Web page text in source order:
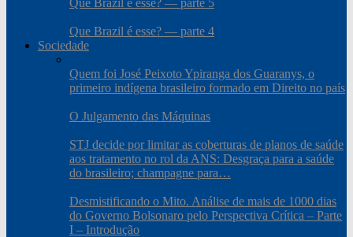
Que Brazil é esse? — parte 5
Que Brazil é esse? — parte 4
Sociedade
Quem foi José Peixoto Ypiranga dos Guaranys, o
primeiro indígena brasileiro formado em Direito no país
O Julgamento das Máquinas
STJ decide por limitar as coberturas de planos de saúde
aos tratamento no rol da ANS: Desgraça para a saúde
do brasileiro; champagne para…
Desmistificando o Mito. Análise de mais de 1000 dias
do Governo Bolsonaro pelo Perspectiva Crítica – Parte
I – Introdução